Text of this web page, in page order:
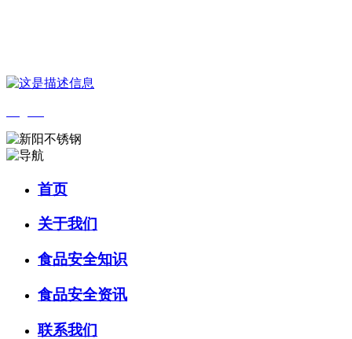
首页
关于我们
食品安全知识
食品安全资讯
联系我们